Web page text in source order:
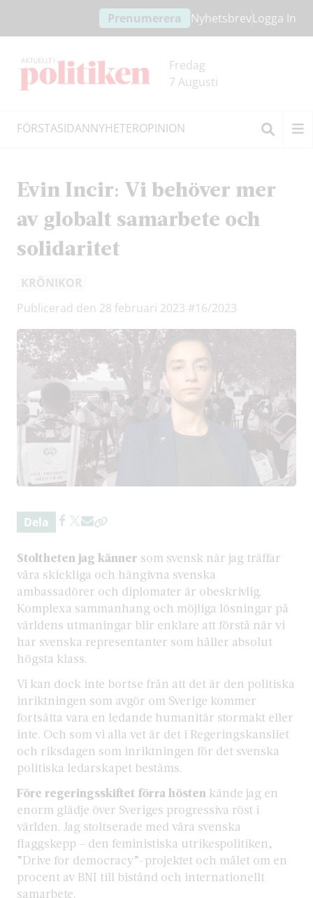
innehållet
headern
Prenumerera NyhetsbrevLogga In
Fredag
7 Augusti
FÖRSTASIDANNYHETEROPINION
Evin Incir: Vi behöver mer
av globalt samarbete och
solidaritet
KRÖNIKOR
Publicerad den 28 februari 2023 #16/2023
Dela
Stoltheten jag känner som svensk när jag träffar
våra skickliga och hängivna svenska
ambassadörer och diplomater är obeskrivlig.
Komplexa sammanhang och möjliga lösningar på
världens utmaningar blir enklare att förstå när vi
har svenska representanter som håller absolut
högsta klass.
Vi kan dock inte bortse från att det är den politiska
inriktningen som avgör om Sverige kommer
fortsätta vara en ledande humanitär stormakt eller
inte. Och som vi alla vet är det i Regeringskansliet
och riksdagen som inriktningen för det svenska
politiska ledarskapet bestäms.
Före regeringsskiftet förra hösten kände jag en
enorm glädje över Sveriges progressiva röst i
världen. Jag stoltserade med våra svenska
flaggskepp – den feministiska utrikespolitiken,
”Drive for democracy”-projektet och målet om en
procent av BNI till bistånd och internationellt
samarbete.